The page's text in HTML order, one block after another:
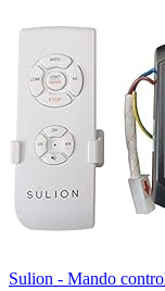
Sulion - Mando